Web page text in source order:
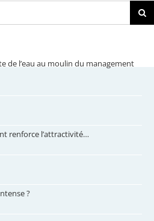
de l’eau au moulin du management
renforce l’attractivité…
?